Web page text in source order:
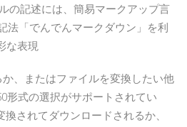
の記述には、簡易マークアップ言
法「でんでんマークダウン」を利
な表現
か、またはファイルを変換したい他
形式の選択がサポートされてい
換されてダウンロードされるか、